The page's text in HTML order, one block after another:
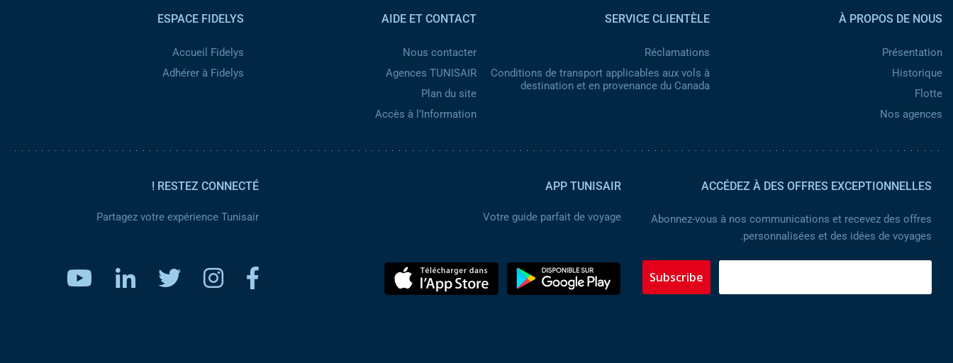
À PROPOS DE NOUS
Présentation
Historique
Flotte
Nos agences
SERVICE CLIENTÈLE
Réclamations
Conditions de transport applicables aux vols à
destination et en provenance du Canada
AIDE ET CONTACT
Nous contacter
Agences TUNISAIR
Plan du site
Accès à l’Information
ESPACE FIDELYS
Accueil Fidelys
Adhérer à Fidelys
ACCÉDEZ À DES OFFRES EXCEPTIONNELLES
Abonnez-vous à nos communications et recevez des offres
personnalisées et des idées de voyages.
Subscribe
APP TUNISAIR
Votre guide parfait de voyage
RESTEZ CONNECTÉ !
Partagez votre expérience Tunisair